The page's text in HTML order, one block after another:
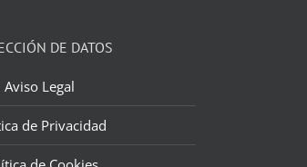
DE DATOS
Aviso Legal
de Privacidad